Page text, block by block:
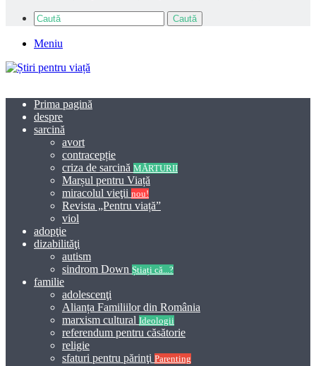
Caută
Meniu
Prima pagină
despre
sarcină
avort
contracepție
criza de sarcină MĂRTURII
Marșul pentru Viață
miracolul vieţii nou!
Revista „Pentru viață”
viol
adopţie
dizabilităţi
autism
sindrom Down Știați că...?
familie
adolescenţi
Alianța Familiilor din România
marxism cultural Ideologii
referendum pentru căsătorie
religie
sfaturi pentru părinţi Parenting